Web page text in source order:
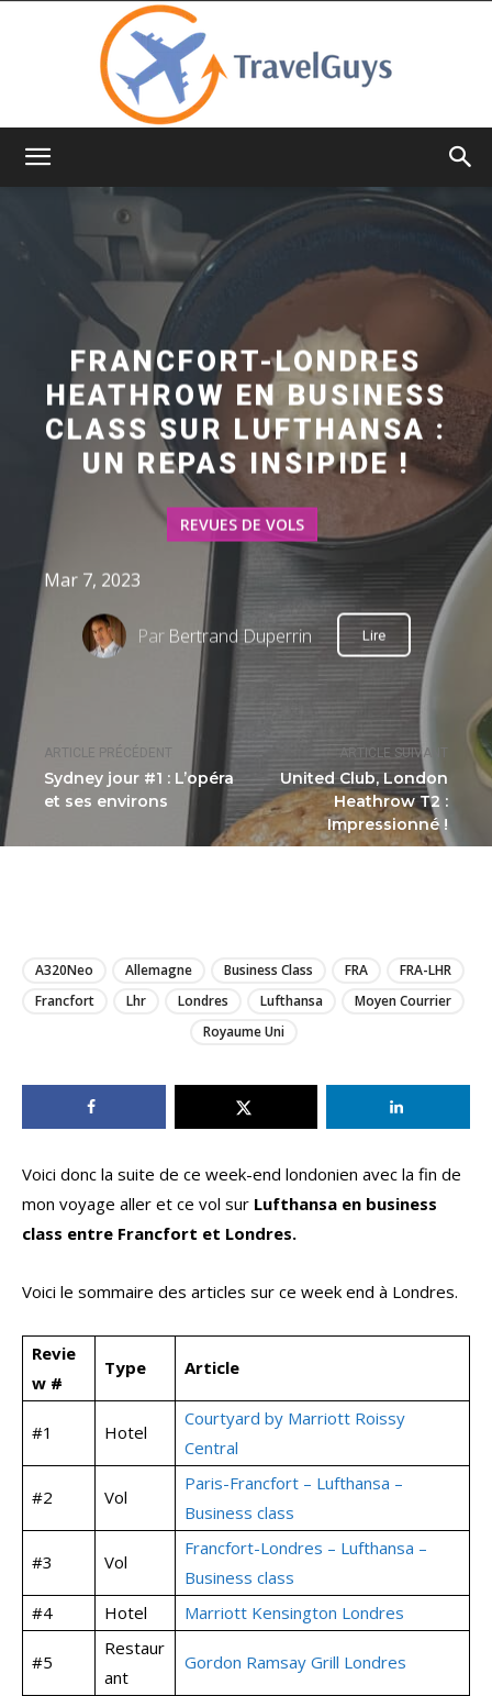
ARTICLE PRÉCÉDENT
Sydney jour #1 : L’opéra
et ses environs
ARTICLE SUIVANT
United Club, London
Heathrow T2 :
Impressionné !
FRANCFORT-LONDRES
HEATHROW EN BUSINESS
CLASS SUR LUFTHANSA :
UN REPAS INSIPIDE !
REVUES DE VOLS
Mar 7, 2023
Par Bertrand Duperrin Lire
A320Neo Allemagne Business Class FRA
FRA-LHR
Francfort
Lhr Londres Lufthansa
Moyen Courrier
Royaume Uni
Voici donc la suite de ce week-end londonien avec la fin de
mon voyage aller et ce vol sur Lufthansa en business
class entre Francfort et Londres.
Voici le sommaire des articles sur ce week end à Londres.
Revie
w #
Type Article
#1 Hotel
Courtyard by Marriott Roissy
Central
#2 Vol
Paris-Francfort – Lufthansa –
Business class
#3 Vol
Francfort-Londres – Lufthansa –
Business class
#4
Hotel Marriott Kensington Londres
#5
Restaur
ant
Gordon Ramsay Grill Londres